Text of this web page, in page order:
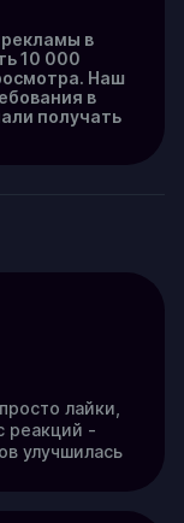
в
10 000
Наш
в
получать
лайки,
реакций -
улучшилась